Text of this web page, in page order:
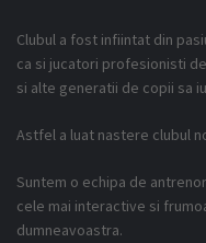
Clubul a fost infiintat din
ca si jucatori profesionisti
si alte generatii de copii sa
Astfel a luat nastere clubul
Suntem o echipa de
cele mai interactive si
dumneavoastra.